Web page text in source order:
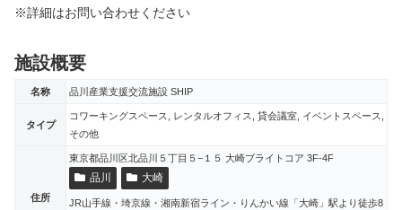
※詳細はお問い合わせください
施設概要
名称 品川産業支援交流施設 SHIP
タイプ
コワーキングスペース, レンタルオフィス, 貸会議室, イベントスペース,
その他
住所
東京都品川区北品川５丁目５−１５ 大崎ブライトコア 3F-4F
品川 大崎
JR山手線・埼京線・湘南新宿ライン・りんかい線「大崎」駅より徒歩8